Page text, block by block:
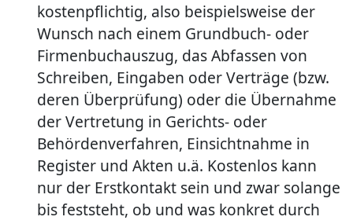
kostenpflichtig, also beispielsweise der
Wunsch nach einem Grundbuch- oder
Firmenbuchauszug, das Abfassen von
Schreiben, Eingaben oder Verträge (bzw.
deren Überprüfung) oder die Übernahme
der Vertretung in Gerichts- oder
Behördenverfahren, Einsichtnahme in
Register und Akten u.ä. Kostenlos kann
nur der Erstkontakt sein und zwar solange
bis feststeht, ob und was konkret durch